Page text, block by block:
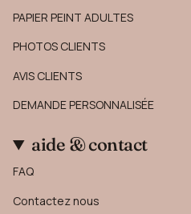
PAPIER PEINT ADULTES
PHOTOS CLIENTS
AVIS CLIENTS
DEMANDE PERSONNALISÉE
aide & contact
FAQ
Contactez nous